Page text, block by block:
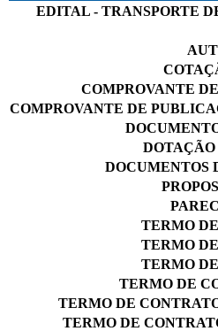
EDITAL - TRANSPORTE
COMPROVANTE
COMPROVANTE DE
DOCUMENTOS
TERMO
TERMO
TERMO
TERMO DE
TERMO DE
TERMO DE